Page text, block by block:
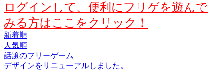
ログインして、便利にフリゲを遊んで
みる方はここをクリック！
新着順
人気順
話題のフリーゲーム
デザインをリニューアルしました。